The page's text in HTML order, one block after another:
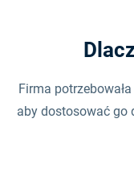
Firma
aby dostosować go